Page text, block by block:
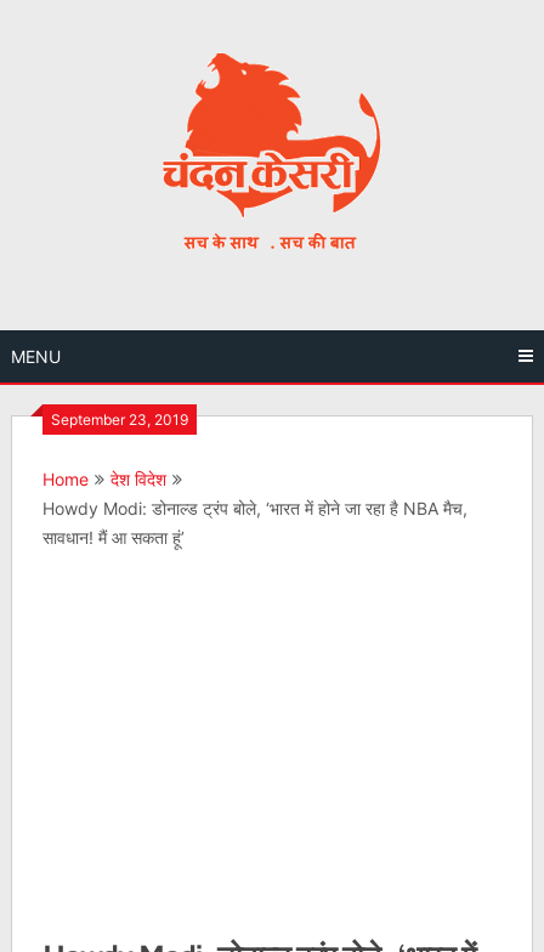
MENU
September 23, 2019
Home
देश विदेश
Howdy Modi: डोनाल्ड ट्रंप बोले, ‘भारत में होने जा रहा है NBA मैच,
सावधान! मैं आ सकता हूं’